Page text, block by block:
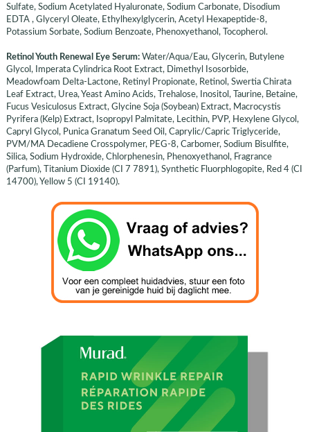
Sulfate, Sodium Acetylated Hyaluronate, Sodium Carbonate, Disodium
EDTA , Glyceryl Oleate, Ethylhexylglycerin, Acetyl Hexapeptide-8,
Potassium Sorbate, Sodium Benzoate, Phenoxyethanol, Tocopherol.
Retinol Youth Renewal Eye Serum:Water/Aqua/Eau, Glycerin, Butylene
Glycol, Imperata Cylindrica Root Extract, Dimethyl Isosorbide,
Meadowfoam Delta-Lactone, Retinyl Propionate, Retinol, Swertia Chirata
Leaf Extract, Urea, Yeast Amino Acids, Trehalose, Inositol, Taurine, Betaine,
Fucus Vesiculosus Extract, Glycine Soja (Soybean) Extract, Macrocystis
Pyrifera (Kelp) Extract, Isopropyl Palmitate, Lecithin, PVP, Hexylene Glycol,
Capryl Glycol, Punica Granatum Seed Oil, Caprylic/Capric Triglyceride,
PVM/MA Decadiene Crosspolymer, PEG-8, Carbomer, Sodium Bisulfite,
Silica, Sodium Hydroxide, Chlorphenesin, Phenoxyethanol, Fragrance
(Parfum), Titanium Dioxide (CI 7 7891), Synthetic Fluorphlogopite, Red 4 (CI
14700), Yellow 5 (CI 19140).